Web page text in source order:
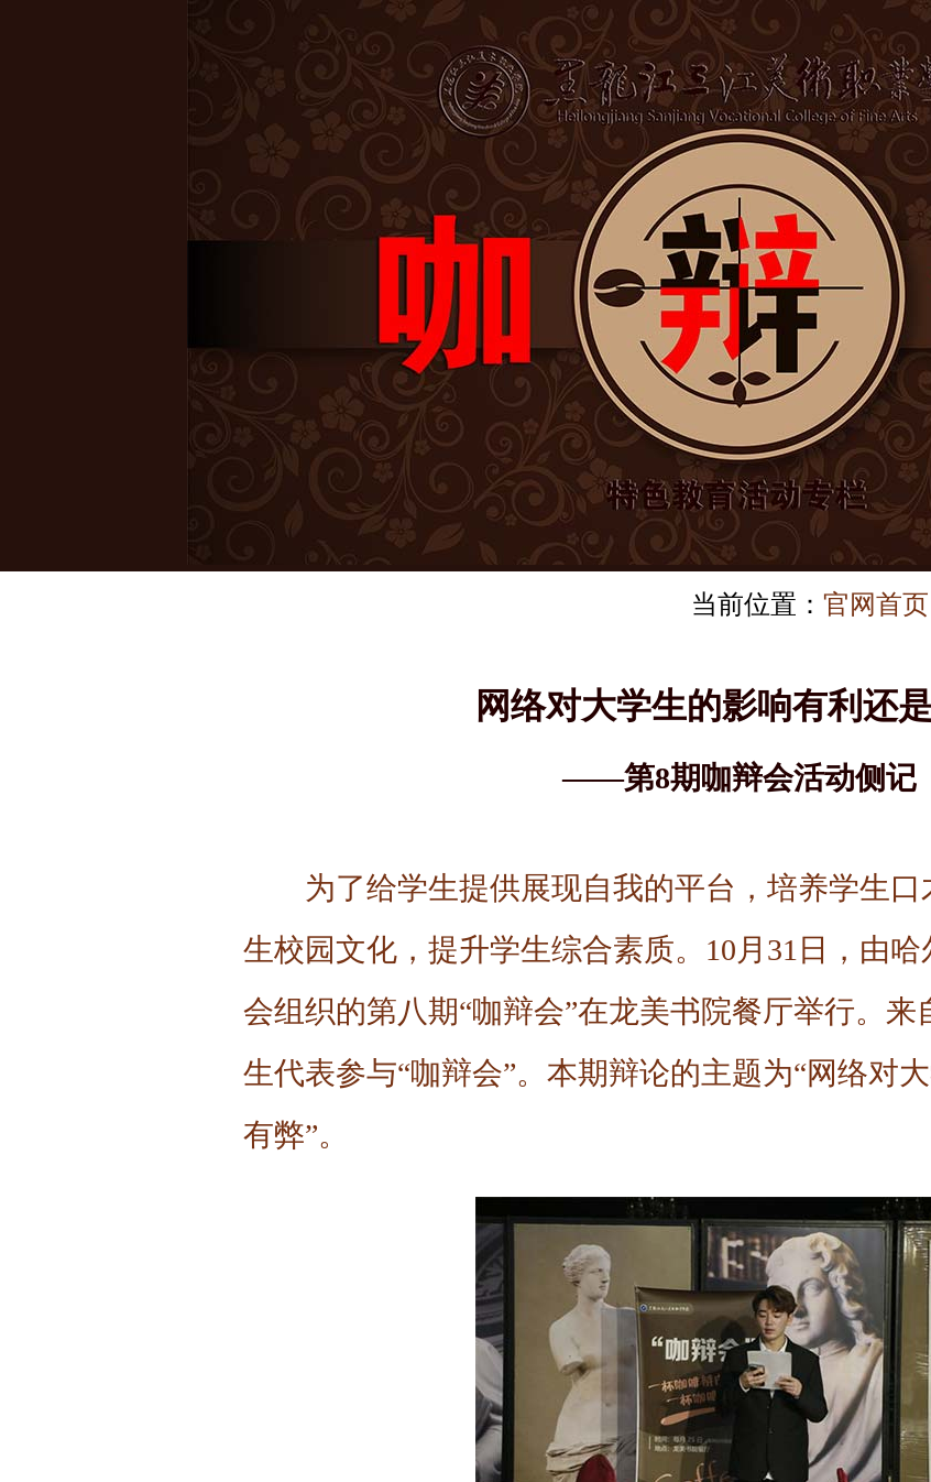
当前位置： 官网首页
网络对大学生的影响有利还
——第8期咖辩会活动侧记
为了给学生提供展现自我的平台，培养学生
生校园文化，提升学生综合素质。10月31日，由
会组织的第八期“咖辩会”在龙美书院餐厅举行。
生代表参与“咖辩会”。本期辩论的主题为“网络对
有弊”。